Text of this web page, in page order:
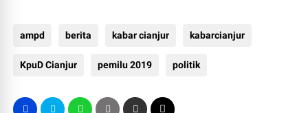
ampd berita kabar cianjur kabarcianjur
KpuD Cianjur pemilu 2019 politik